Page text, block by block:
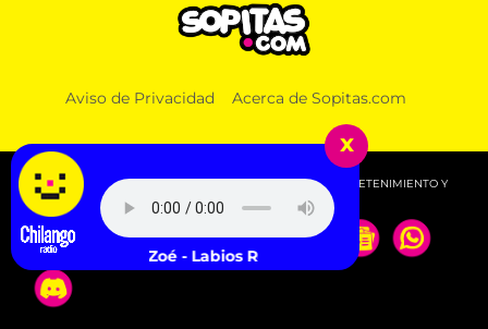
Aviso de Privacidad Acerca de Sopitas.com
© 2026 SOPITAS.COM - MÚSICA, NOTICIAS, DEPORTES, ENTRETENIMIENTO Y
MÁS!.
x
Zoé - Labios Rotos